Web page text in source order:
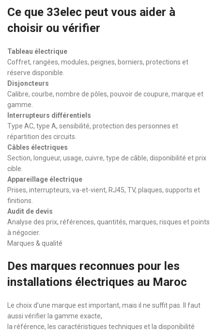
Ce que 33elec peut vous aider à
choisir ou vérifier
Tableau électrique
Coffret, rangées, modules, peignes, borniers, protections et
réserve disponible.
Disjoncteurs
Calibre, courbe, nombre de pôles, pouvoir de coupure, marque et
gamme.
Interrupteurs différentiels
Type AC, type A, sensibilité, protection des personnes et
répartition des circuits.
Câbles électriques
Section, longueur, usage, cuivre, type de câble, disponibilité et prix
cible.
Appareillage électrique
Prises, interrupteurs, va-et-vient, RJ45, TV, plaques, supports et
finitions.
Audit de devis
Analyse des prix, références, quantités, marques, risques et points
à négocier.
Marques & qualité
Des marques reconnues pour les
installations électriques au Maroc
Le choix d’une marque est important, mais il ne suffit pas. Il faut
aussi vérifier la gamme exacte,
la référence, les caractéristiques techniques et la disponibilité